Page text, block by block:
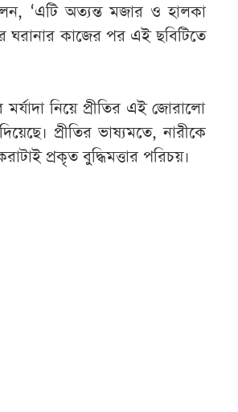
‘এটি অত্যন্ত মজার ও হালকা
ঘরানার কাজের পর এই ছবিটিতে
নিয়ে প্রীতির এই জোরালো
প্রীতির ভাষ্যমতে, নারীকে
প্রকৃত বুদ্ধিমত্তার পরিচয়।